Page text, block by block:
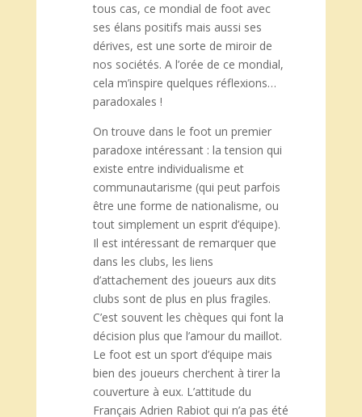
tous cas, ce mondial de foot avec
ses élans positifs mais aussi ses
dérives, est une sorte de miroir de
nos sociétés. A l’orée de ce mondial,
cela m’inspire quelques réflexions…
paradoxales !
On trouve dans le foot un premier
paradoxe intéressant : la tension qui
existe entre individualisme et
communautarisme (qui peut parfois
être une forme de nationalisme, ou
tout simplement un esprit d’équipe).
Il est intéressant de remarquer que
dans les clubs, les liens
d’attachement des joueurs aux dits
clubs sont de plus en plus fragiles.
C’est souvent les chèques qui font la
décision plus que l’amour du maillot.
Le foot est un sport d’équipe mais
bien des joueurs cherchent à tirer la
couverture à eux. L’attitude du
Français Adrien Rabiot qui n’a pas été